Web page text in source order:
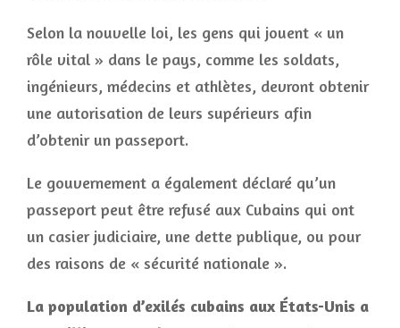
Selon la nouvelle loi, les gens qui jouent « un
rôle vital » dans le pays, comme les soldats,
ingénieurs, médecins et athlètes, devront obtenir
une autorisation de leurs supérieurs afin
d’obtenir un passeport.
Le gouvernement a également déclaré qu’un
passeport peut être refusé aux Cubains qui ont
un casier judiciaire, une dette publique, ou pour
des raisons de « sécurité nationale ».
La population d’exilés cubains aux États-Unis a